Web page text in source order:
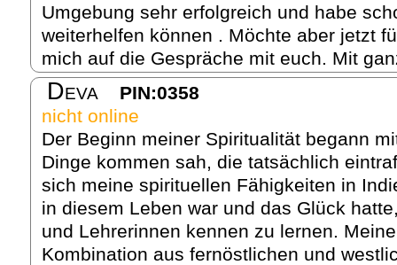
Umgebung sehr erfolgreich und habe
weiterhelfen können . Möchte aber jetzt
mich auf die Gespräche mit euch. Mit
Deva
PIN:0358
nicht online
Der Beginn meiner Spiritualität begann
Dinge kommen sah, die tatsächlich
sich meine spirituellen Fähigkeiten in
in diesem Leben war und das Glück
und Lehrerinnen kennen zu lernen.
Kombination aus fernöstlichen und